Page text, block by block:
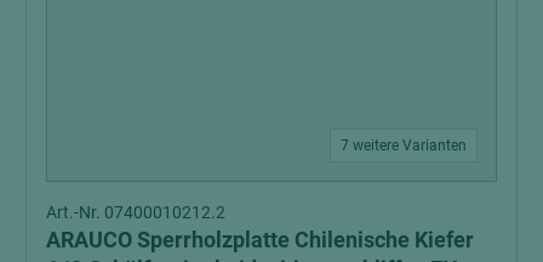
7 weitere Varianten
Art.-Nr. 07400010212.2
ARAUCO Sperrholzplatte Chilenische Kiefer